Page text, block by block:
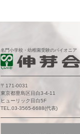
名門小学校・幼稚園受験のパイオニア
〒171-0031
東京都豊島区目白3-4-11
ヒューリック目白5F
TEL.03-3565-6688(代表)